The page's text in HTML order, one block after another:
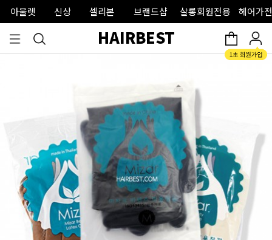
아울렛 신상 셀리본 브랜드샵 살롱회원전용 헤어가
HAIRBEST